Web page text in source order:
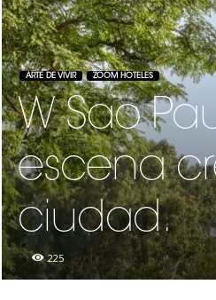
ARTE DE VIVIR ZOOM HOTELES
W Sao
escena
ciudad.
225